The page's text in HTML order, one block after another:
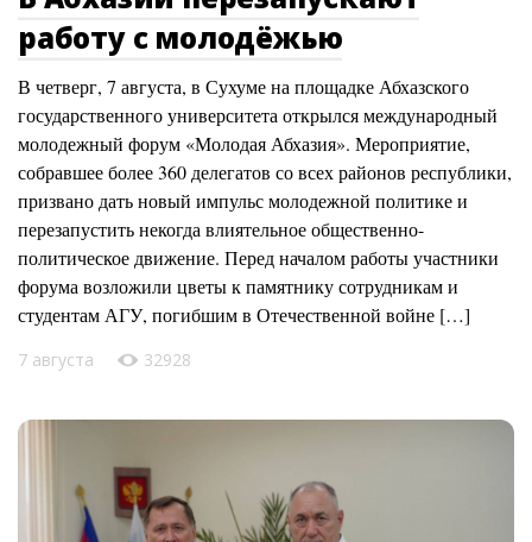
работу с молодёжью
В четверг, 7 августа, в Сухуме на площадке Абхазского
государственного университета открылся международный
молодежный форум «Молодая Абхазия». Мероприятие,
собравшее более 360 делегатов со всех районов республики,
призвано дать новый импульс молодежной политике и
перезапустить некогда влиятельное общественно-
политическое движение. Перед началом работы участники
форума возложили цветы к памятнику сотрудникам и
студентам АГУ, погибшим в Отечественной войне […]
7 августа 32928